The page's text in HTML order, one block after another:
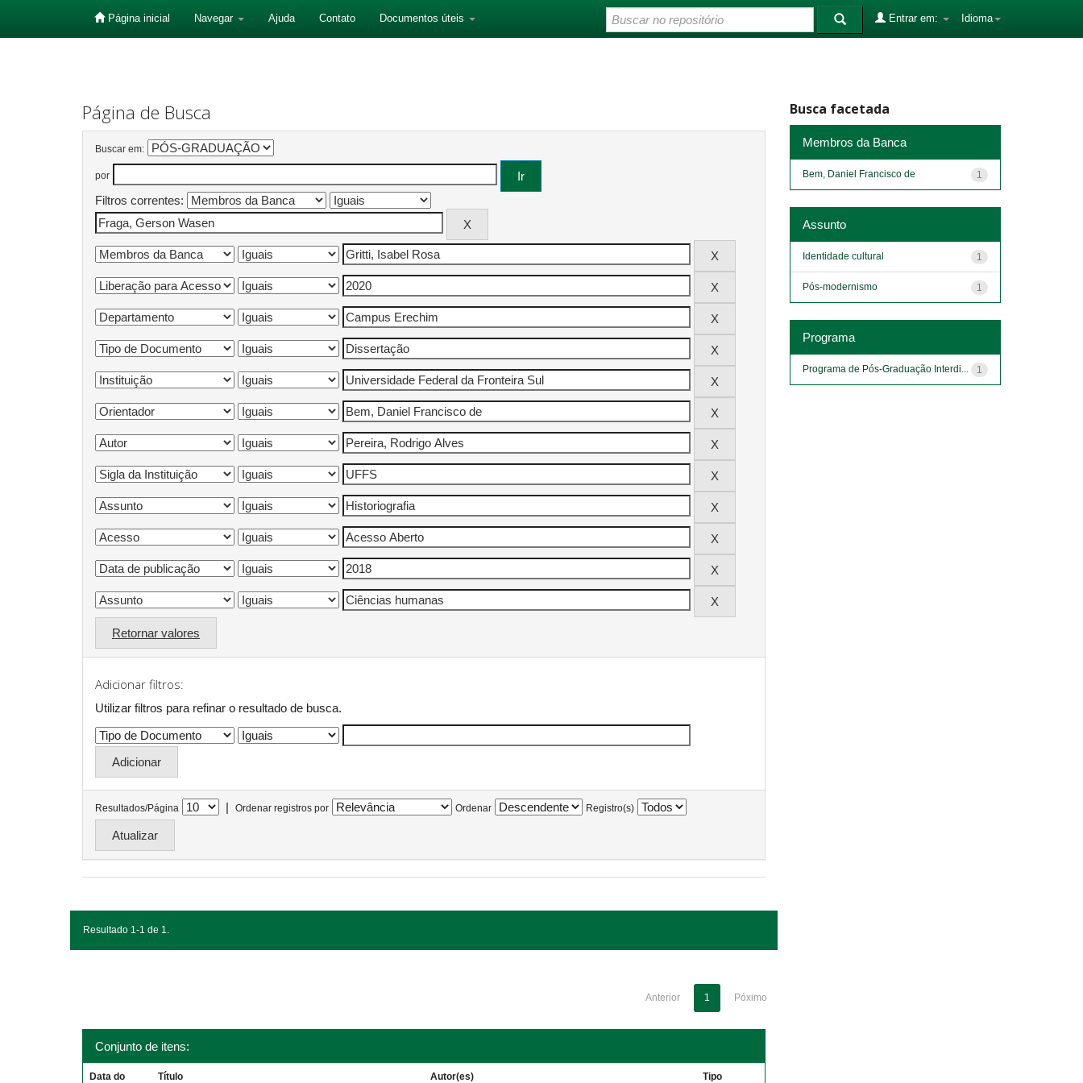
Página inicial Navegar Ajuda Contato Documentos úteis Idioma
Entrar em:
Página de Busca
Buscar em:
por
Filtros correntes:
Retornar valores
Adicionar filtros:
Utilizar filtros para refinar o resultado de busca.
Resultados/Página | Ordenar registros por Ordenar Registro(s)
Resultado 1-1 de 1.
Anterior 1 Póximo
Conjunto de itens:
Data do Título Autor(es) Tipo
Busca facetada
Membros da Banca
1
Bem, Daniel Francisco de
Assunto
1
Identidade cultural
1
Pós-modernismo
Programa
1
Programa de Pós-Graduação Interdi...